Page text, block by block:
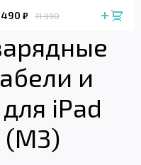
490 ₽ 11 990
и
iPad